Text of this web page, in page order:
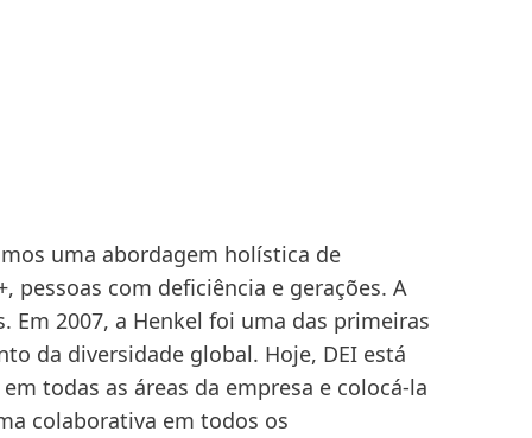
150 anos da Henkel
150 anos de espírito pioneiro
Inspiration Center
O Inspiration Center
uma abordagem holística de
pessoas com deficiência e gerações. A
2007, a Henkel foi uma das primeiras
da diversidade global. Hoje, DEI está
todas as áreas da empresa e colocá-la
colaborativa em todos os